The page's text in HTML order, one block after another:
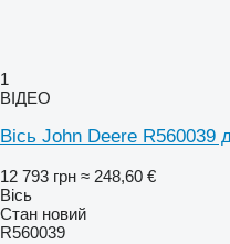
1
ВІДЕО
Вісь John Deere R560039
12 793 грн ≈ 248,60 €
Вісь
Стан новий
R560039